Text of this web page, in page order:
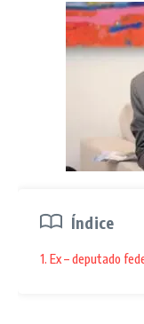
sempre Flamengo
Índice
1. Ex – deputado